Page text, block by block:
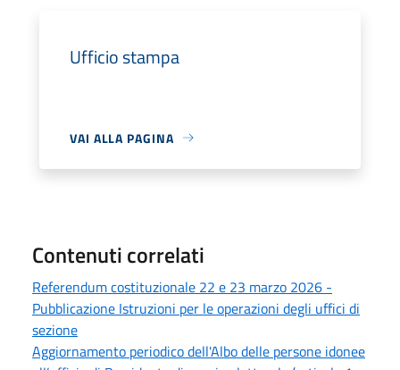
Ufficio stampa
VAI ALLA PAGINA
Contenuti correlati
Referendum costituzionale 22 e 23 marzo 2026 -
Pubblicazione Istruzioni per le operazioni degli uffici di
sezione
Aggiornamento periodico dell'Albo delle persone idonee